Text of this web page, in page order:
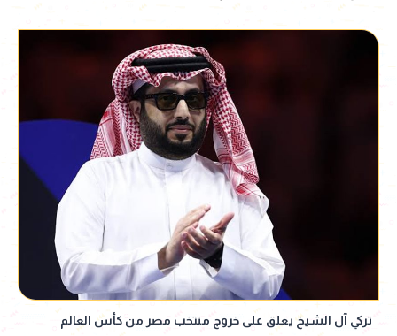
تركي آل الشيخ يعلق على خروج منتخب مصر من كأس العالم